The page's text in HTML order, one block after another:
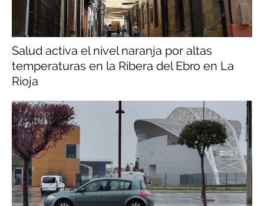
Salud activa el nivel naranja por altas
temperaturas en la Ribera del Ebro en La
Rioja